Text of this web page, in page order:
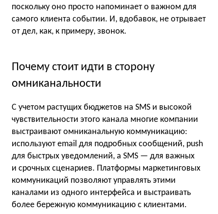
поскольку оно просто напоминает о важном для
самого клиента событии. И, вдобавок, не отрывает
от дел, как, к примеру, звонок.
Почему стоит идти в сторону
омниканальности
С учетом растущих бюджетов на SMS и высокой
чувствительности этого канала многие компании
выстраивают омниканальную коммуникацию:
используют email для подробных сообщений, push
для быстрых уведомлений, а SMS — для важных
и срочных сценариев. Платформы маркетинговых
коммуникаций позволяют управлять этими
каналами из одного интерфейса и выстраивать
более бережную коммуникацию с клиентами.